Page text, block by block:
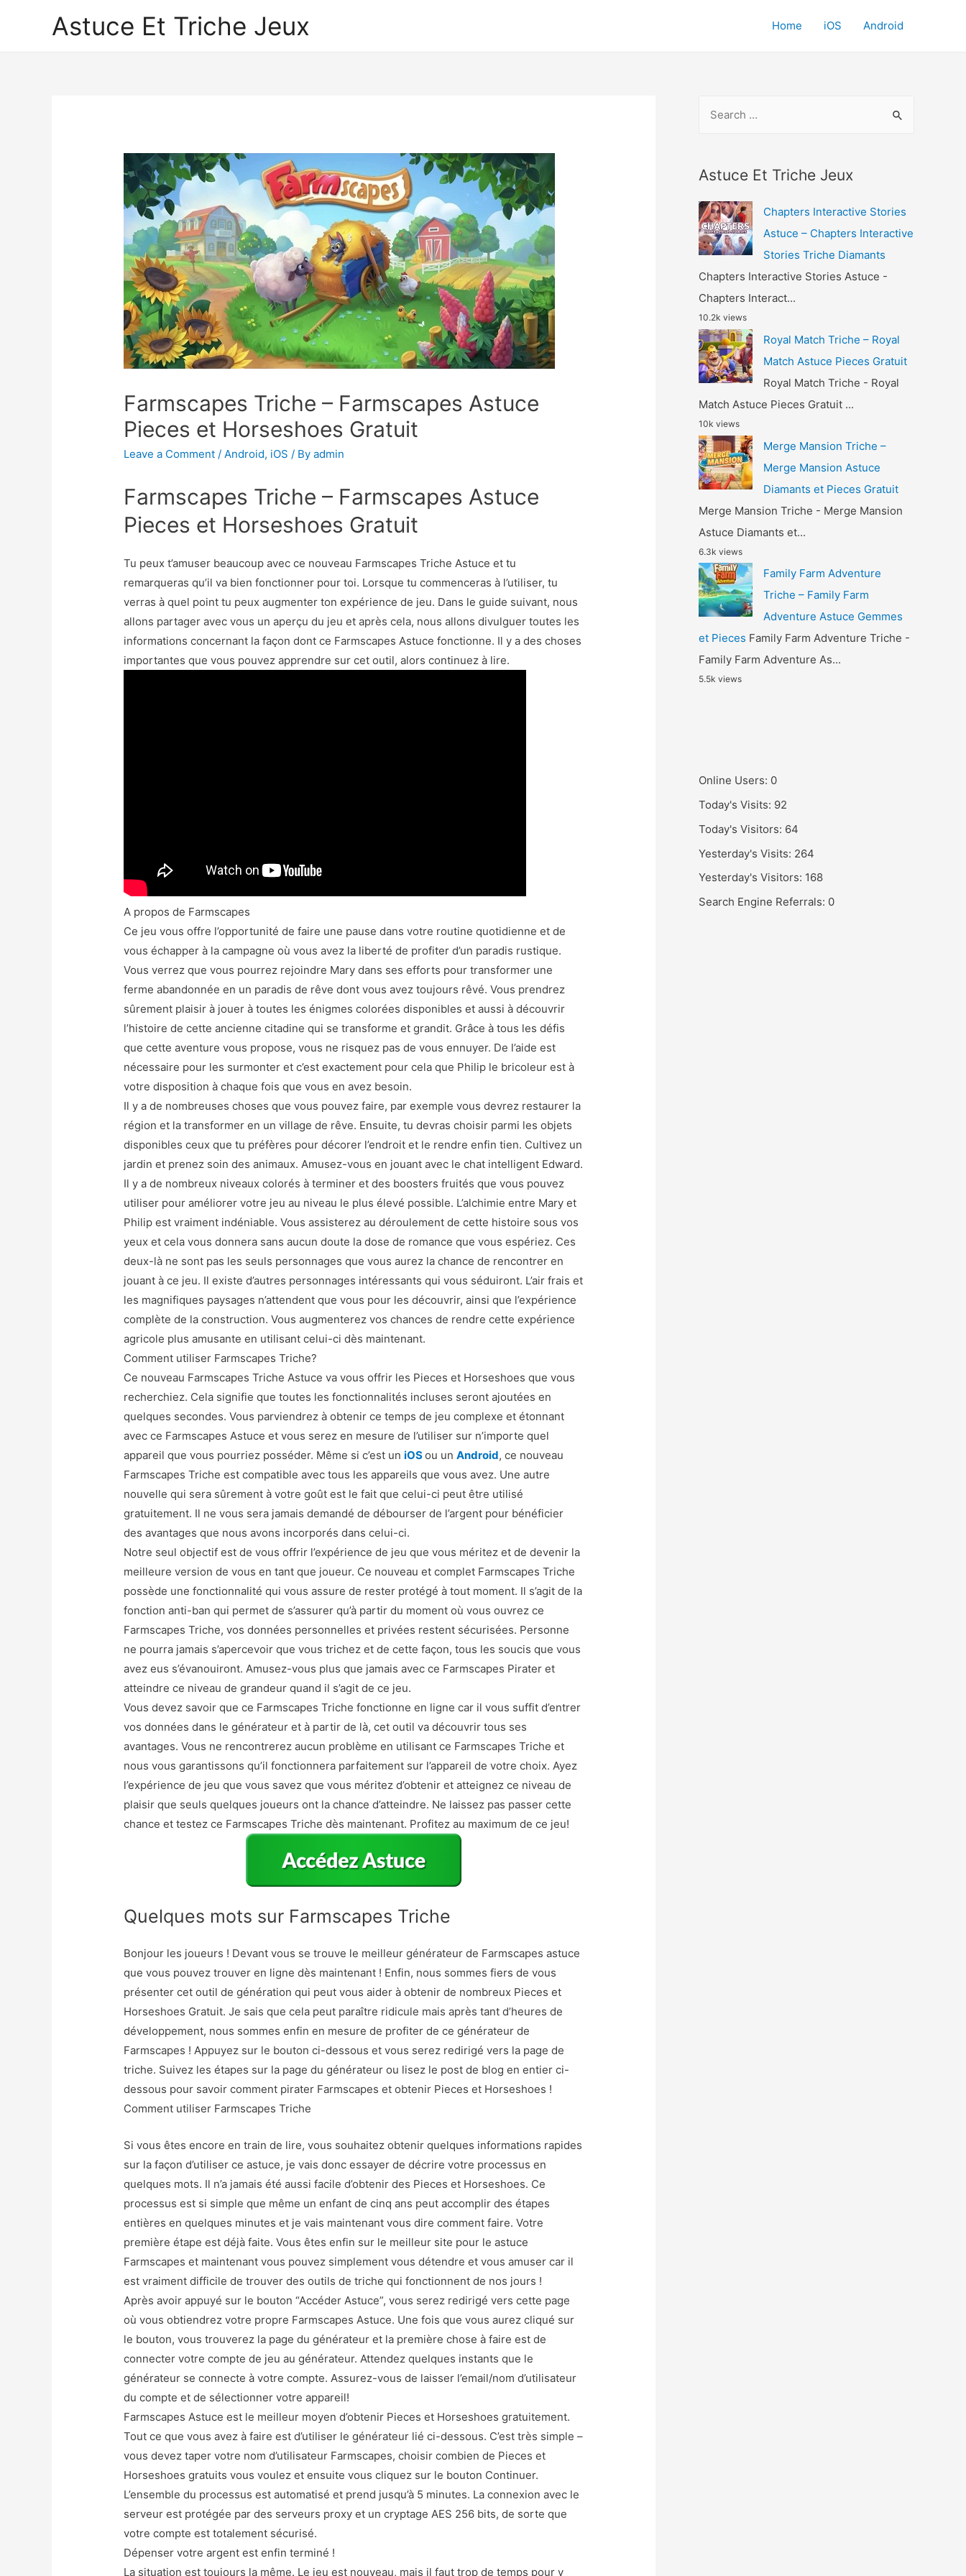
Astuce Et Triche Jeux Home iOS Android
Farmscapes Triche – Farmscapes Astuce
Pieces et Horseshoes Gratuit
Leave a Comment /Android, iOS / Byadmin
Farmscapes Triche – Farmscapes Astuce
Pieces et Horseshoes Gratuit
Tu peux t’amuser beaucoup avec ce nouveau Farmscapes Triche Astuce et tu
remarqueras qu’il va bien fonctionner pour toi. Lorsque tu commenceras à l’utiliser, tu
verras à quel point tu peux augmenter ton expérience de jeu. Dans le guide suivant, nous
allons partager avec vous un aperçu du jeu et après cela, nous allons divulguer toutes les
informations concernant la façon dont ce Farmscapes Astuce fonctionne. Il y a des choses
importantes que vous pouvez apprendre sur cet outil, alors continuez à lire.
A propos de Farmscapes
Ce jeu vous offre l’opportunité de faire une pause dans votre routine quotidienne et de
vous échapper à la campagne où vous avez la liberté de profiter d’un paradis rustique.
Vous verrez que vous pourrez rejoindre Mary dans ses efforts pour transformer une
ferme abandonnée en un paradis de rêve dont vous avez toujours rêvé. Vous prendrez
sûrement plaisir à jouer à toutes les énigmes colorées disponibles et aussi à découvrir
l’histoire de cette ancienne citadine qui se transforme et grandit. Grâce à tous les défis
que cette aventure vous propose, vous ne risquez pas de vous ennuyer. De l’aide est
nécessaire pour les surmonter et c’est exactement pour cela que Philip le bricoleur est à
votre disposition à chaque fois que vous en avez besoin.
Il y a de nombreuses choses que vous pouvez faire, par exemple vous devrez restaurer la
région et la transformer en un village de rêve. Ensuite, tu devras choisir parmi les objets
disponibles ceux que tu préfères pour décorer l’endroit et le rendre enfin tien. Cultivez un
jardin et prenez soin des animaux. Amusez-vous en jouant avec le chat intelligent Edward.
Il y a de nombreux niveaux colorés à terminer et des boosters fruités que vous pouvez
utiliser pour améliorer votre jeu au niveau le plus élevé possible. L’alchimie entre Mary et
Philip est vraiment indéniable. Vous assisterez au déroulement de cette histoire sous vos
yeux et cela vous donnera sans aucun doute la dose de romance que vous espériez. Ces
deux-là ne sont pas les seuls personnages que vous aurez la chance de rencontrer en
jouant à ce jeu. Il existe d’autres personnages intéressants qui vous séduiront. L’air frais et
les magnifiques paysages n’attendent que vous pour les découvrir, ainsi que l’expérience
complète de la construction. Vous augmenterez vos chances de rendre cette expérience
agricole plus amusante en utilisant celui-ci dès maintenant.
Comment utiliser Farmscapes Triche?
Ce nouveau Farmscapes Triche Astuce va vous offrir les Pieces et Horseshoes que vous
recherchiez. Cela signifie que toutes les fonctionnalités incluses seront ajoutées en
quelques secondes. Vous parviendrez à obtenir ce temps de jeu complexe et étonnant
avec ce Farmscapes Astuce et vous serez en mesure de l’utiliser sur n’importe quel
appareil que vous pourriez posséder. Même si c’est uniOSou unAndroid, ce nouveau
Farmscapes Triche est compatible avec tous les appareils que vous avez. Une autre
nouvelle qui sera sûrement à votre goût est le fait que celui-ci peut être utilisé
gratuitement. Il ne vous sera jamais demandé de débourser de l’argent pour bénéficier
des avantages que nous avons incorporés dans celui-ci.
Notre seul objectif est de vous offrir l’expérience de jeu que vous méritez et de devenir la
meilleure version de vous en tant que joueur. Ce nouveau et complet Farmscapes Triche
possède une fonctionnalité qui vous assure de rester protégé à tout moment. Il s’agit de la
fonction anti-ban qui permet de s’assurer qu’à partir du moment où vous ouvrez ce
Farmscapes Triche, vos données personnelles et privées restent sécurisées. Personne
ne pourra jamais s’apercevoir que vous trichez et de cette façon, tous les soucis que vous
avez eus s’évanouiront. Amusez-vous plus que jamais avec ce Farmscapes Pirater et
atteindre ce niveau de grandeur quand il s’agit de ce jeu.
Vous devez savoir que ce Farmscapes Triche fonctionne en ligne car il vous suffit d’entrer
vos données dans le générateur et à partir de là, cet outil va découvrir tous ses
avantages. Vous ne rencontrerez aucun problème en utilisant ce Farmscapes Triche et
nous vous garantissons qu’il fonctionnera parfaitement sur l’appareil de votre choix. Ayez
l’expérience de jeu que vous savez que vous méritez d’obtenir et atteignez ce niveau de
plaisir que seuls quelques joueurs ont la chance d’atteindre. Ne laissez pas passer cette
chance et testez ce Farmscapes Triche dès maintenant. Profitez au maximum de ce jeu!
Quelques mots sur Farmscapes Triche
Bonjour les joueurs ! Devant vous se trouve le meilleur générateur de Farmscapes astuce
que vous pouvez trouver en ligne dès maintenant ! Enfin, nous sommes fiers de vous
présenter cet outil de génération qui peut vous aider à obtenir de nombreux Pieces et
Horseshoes Gratuit. Je sais que cela peut paraître ridicule mais après tant d’heures de
développement, nous sommes enfin en mesure de profiter de ce générateur de
Farmscapes ! Appuyez sur le bouton ci-dessous et vous serez redirigé vers la page de
triche. Suivez les étapes sur la page du générateur ou lisez le post de blog en entier ci-
dessous pour savoir comment pirater Farmscapes et obtenir Pieces et Horseshoes !
Comment utiliser Farmscapes Triche
Si vous êtes encore en train de lire, vous souhaitez obtenir quelques informations rapides
sur la façon d’utiliser ce astuce, je vais donc essayer de décrire votre processus en
quelques mots. Il n’a jamais été aussi facile d’obtenir des Pieces et Horseshoes. Ce
processus est si simple que même un enfant de cinq ans peut accomplir des étapes
entières en quelques minutes et je vais maintenant vous dire comment faire. Votre
première étape est déjà faite. Vous êtes enfin sur le meilleur site pour le astuce
Farmscapes et maintenant vous pouvez simplement vous détendre et vous amuser car il
est vraiment difficile de trouver des outils de triche qui fonctionnent de nos jours !
Après avoir appuyé sur le bouton “Accéder Astuce”, vous serez redirigé vers cette page
où vous obtiendrez votre propre Farmscapes Astuce. Une fois que vous aurez cliqué sur
le bouton, vous trouverez la page du générateur et la première chose à faire est de
connecter votre compte de jeu au générateur. Attendez quelques instants que le
générateur se connecte à votre compte. Assurez-vous de laisser l’email/nom d’utilisateur
du compte et de sélectionner votre appareil!
Farmscapes Astuce est le meilleur moyen d’obtenir Pieces et Horseshoes gratuitement.
Tout ce que vous avez à faire est d’utiliser le générateur lié ci-dessous. C’est très simple –
vous devez taper votre nom d’utilisateur Farmscapes, choisir combien de Pieces et
Horseshoes gratuits vous voulez et ensuite vous cliquez sur le bouton Continuer.
L’ensemble du processus est automatisé et prend jusqu’à 5 minutes. La connexion avec le
serveur est protégée par des serveurs proxy et un cryptage AES 256 bits, de sorte que
votre compte est totalement sécurisé.
Dépenser votre argent est enfin terminé !
La situation est toujours la même. Le jeu est nouveau, mais il faut trop de temps pour y
r
h
f
o
r
:
Astuce Et Triche Jeux
Chapters Interactive Stories
Astuce – Chapters Interactive
Stories Triche Diamants
Chapters Interactive Stories Astuce -
Chapters Interact...
10.2k views
Royal Match Triche – Royal
Match Astuce Pieces Gratuit
Royal Match Triche - Royal
Match Astuce Pieces Gratuit ...
10k views
Merge Mansion Triche –
Merge Mansion Astuce
Diamants et Pieces Gratuit
Merge Mansion Triche - Merge Mansion
Astuce Diamants et...
6.3k views
Family Farm Adventure
Triche – Family Farm
Adventure Astuce Gemmes
et Pieces Family Farm Adventure Triche -
Family Farm Adventure As...
5.5k views
Online Users: 0
Today's Visits: 92
Today's Visitors: 64
Yesterday's Visits: 264
Yesterday's Visitors: 168
Search Engine Referrals: 0